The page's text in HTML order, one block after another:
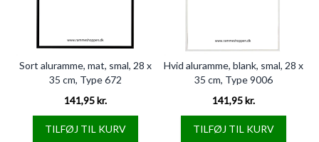
Sort aluramme, mat, smal, 28 x
35 cm, Type 672
141,95 kr.
TILFØJ TIL KURV
Hvid aluramme, blank, smal, 28 x
35 cm, Type 9006
141,95 kr.
TILFØJ TIL KURV